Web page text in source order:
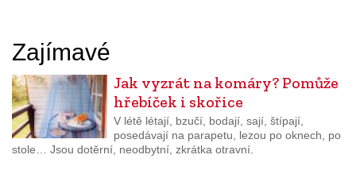
Zajímavé
Jak vyzrát na komáry? Pomůže
hřebíček i skořice
V létě létají, bzučí, bodají, sají, štípají,
posedávají na parapetu, lezou po oknech, po
stole… Jsou dotěrní, neodbytní, zkrátka otravní.